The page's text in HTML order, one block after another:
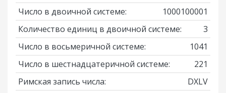
Число в двоичной системе:
1000100001
Количество единиц в двоичной системе:
3
Число в восьмеричной системе:
1041
Число в шестнадцатеричной системе:
221
Римская запись числа:
DXLV